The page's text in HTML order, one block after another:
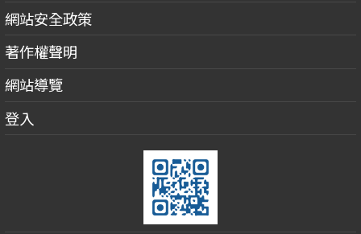
網站安全政策
著作權聲明
網站導覽
登入